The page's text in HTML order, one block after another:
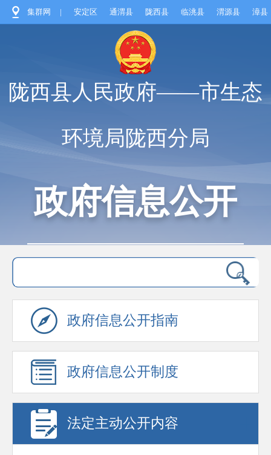
集群网 | 安定区 通渭县 陇西县 临洮县 渭源县 漳县
陇西县人民政府——市生态
环境局陇西分局
政府信息公开
政府信息公开指南
政府信息公开制度
法定主动公开内容